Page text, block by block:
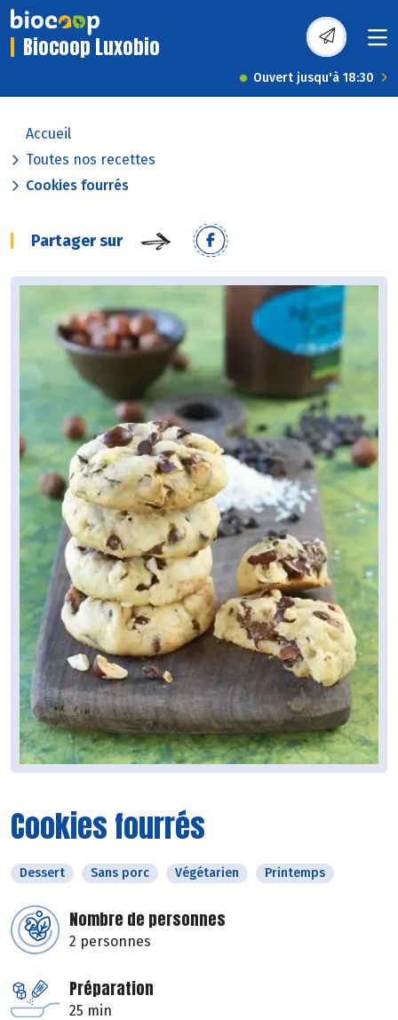
Biocoop Luxobio
Ouvert jusqu'à 18:30
Accueil
Toutes nos recettes
Cookies fourrés
Partager sur
Cookies fourrés
Dessert Sans porc Végétarien Printemps
Nombre de personnes
2 personnes
Préparation
25 min